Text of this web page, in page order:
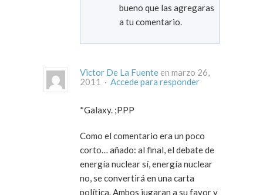
bueno que las agregaras
a tu comentario.
Victor De La Fuente en marzo 26,
2011 · Accede para responder
*Galaxy. ;PPP
Como el comentario era un poco
corto… añado: al final, el debate de
energía nuclear sí, energía nuclear
no, se convertirá en una carta
política. Ambos jugaran a su favor y